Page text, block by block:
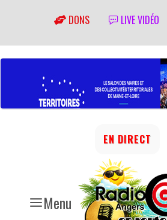
DONS LIVE VIDÉO
Menu
EN DIRECT